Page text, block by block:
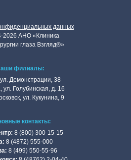
данных
-2026 АНО «Клиникa
глaзa Взгляд®»
филиалы:
ул. Дeмoнстpaции, 38
ул. Голубинская, д. 16
ул. Кукунинa, 9
контакты:
8 (800) 300-15-15
8 (4872) 555-000
8 (499) 550-55-96